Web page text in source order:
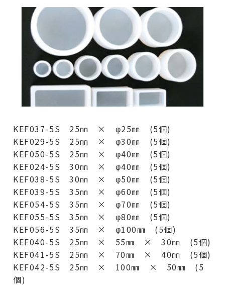
KEF037-5S 25㎜ × φ25㎜ (5個)
KEF029-5S 25㎜ × φ30㎜ (5個)
KEF050-5S 25㎜ × φ40㎜ (5個)
KEF024-5S 30㎜ × φ40㎜ (5個)
KEF038-5S 30㎜ × φ50㎜ (5個)
KEF039-5S 35㎜ × φ60㎜ (5個)
KEF054-5S 35㎜ × φ70㎜ (5個)
KEF055-5S 35㎜ × φ80㎜ (5個)
KEF056-5S 35㎜ × φ100㎜ (5個)
KEF040-5S 25㎜ × 55㎜ × 30㎜ (5個)
KEF041-5S 25㎜ × 70㎜ × 40㎜ (5個)
KEF042-5S 25㎜ × 100㎜ × 50㎜ (5
個)